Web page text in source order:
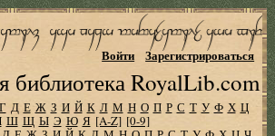
библиотека RoyalLib.com
Войти Зарегистрироваться
Г Д Е Ж З И Й К Л М Н О П Р С Т У Ф Х Ц
Ш Щ Ы Э Ю Я [A-Z] [0-9]